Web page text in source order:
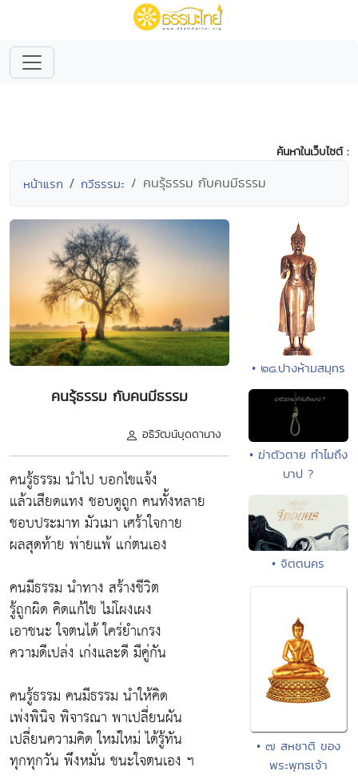
ค้นหาในเว็บไซต์ :
หน้าแรก กวีธรรมะ คนรุ้ธรรม กับคนมีธรรม
คนรุ้ธรรม กับคนมีธรรม
อธิวัฒน์บุดดานาง
คนรู้ธรรม นำไป บอกไขแจ้ง
แล้วเสียดแทง ชอบดูถูก คนทั้งหลาย
ชอบประมาท มัวเมา เศร้าใจกาย
ผลสุดท้าย พ่ายแพ้ แก่ตนเอง
คนมีธรรม นำทาง สร้างชีวิต
รู้ถูกผิด คิดแก้ไข ไม่โผงเผง
เอาชนะ ใจตนได้ ใคร่ยำเกรง
ความดีเปล่ง เก่งและดี มีคู่กัน
คนรู้ธรรม คนมีธรรม นำให้คิด
เพ่งพินิจ พิจารณา พาเปลี่ยนผัน
เปลี่ยนความคิด ใหม่ใหม่ ได้รู้ทัน
ทุกทุกวัน พึงหมั่น ชนะใจตนเอง ฯ
• ๒๘.ปางห้ามสมุทร
• ฆ่าตัวตาย ทำไมถึง
บาป ?
• จิตตนคร
• ๗ สหชาติ ของ
พระพุทธเจ้า